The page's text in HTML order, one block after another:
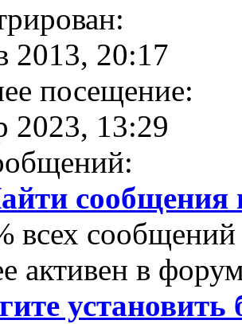
2013, 20:17
посещение:
2023, 13:29
сообщения
всех
активен в
установить